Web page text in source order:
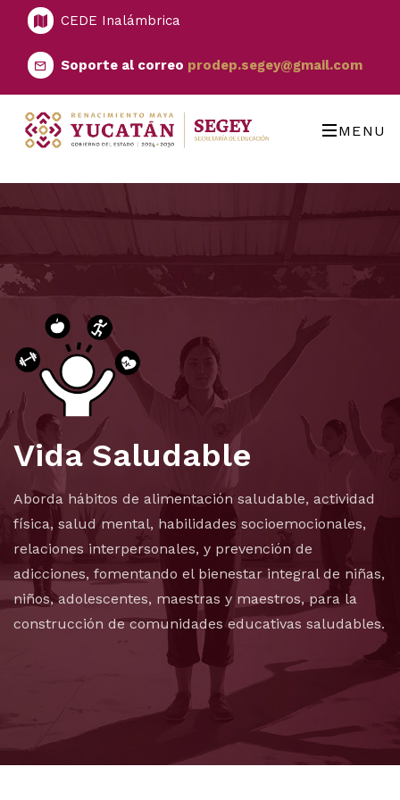
CEDE Inalámbrica
Soporte al correo prodep.segey@gmail.com
MENU
Vida Saludable
Aborda hábitos de alimentación saludable, actividad
física, salud mental, habilidades socioemocionales,
relaciones interpersonales, y prevención de
adicciones, fomentando el bienestar integral de niñas,
niños, adolescentes, maestras y maestros, para la
construcción de comunidades educativas saludables.